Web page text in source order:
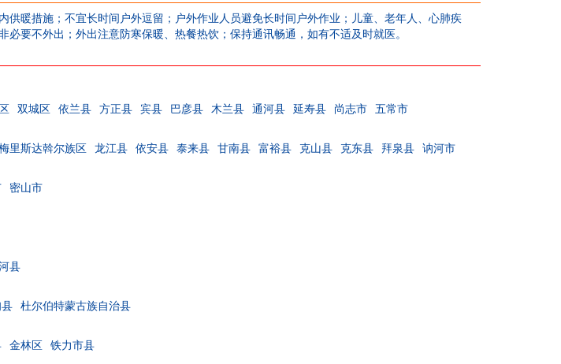
供暖措施；不宜长时间户外逗留；户外作业人员避免长时间户外作业；儿童、老年人、心肺疾
必要不外出；外出注意防寒保暖、热餐热饮；保持通讯畅通，如有不适及时就医。
双城区 依兰县 方正县 宾县 巴彦县 木兰县 通河县 延寿县 尚志市 五常市
里斯达斡尔族区 龙江县 依安县 泰来县 甘南县 富裕县 克山县 克东县 拜泉县 讷河市
密山市
县
杜尔伯特蒙古族自治县
金林区 铁力市县